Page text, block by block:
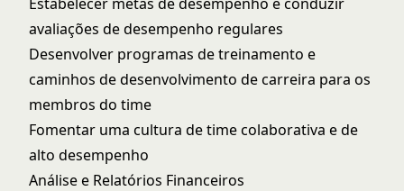
avaliações de desempenho regulares
Desenvolver programas de treinamento e
caminhos de desenvolvimento de carreira para os
membros do time
Fomentar uma cultura de time colaborativa e de
alto desempenho
Análise e Relatórios Financeiros